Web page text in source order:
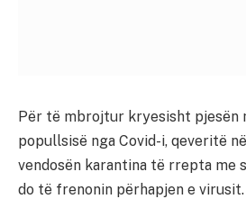
Për të mbrojtur kryesisht pjesën
popullsisë nga Covid-i, qeveritë
vendosën karantina të rrepta me
do të frenonin përhapjen e